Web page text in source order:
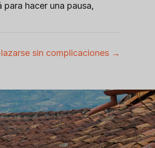
hacer una pausa,
sin complicaciones →